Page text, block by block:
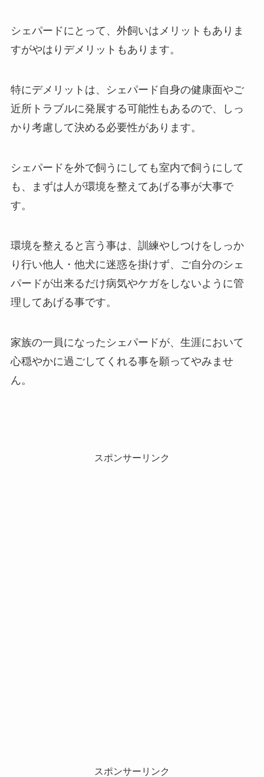
シェパードにとって、外飼いはメリットもありま
すがやはりデメリットもあります。
特にデメリットは、シェパード自身の健康面やご
近所トラブルに発展する可能性もあるので、しっ
かり考慮して決める必要性があります。
シェパードを外で飼うにしても室内で飼うにして
も、まずは人が環境を整えてあげる事が大事で
す。
環境を整えると言う事は、訓練やしつけをしっか
り行い他人・他犬に迷惑を掛けず、ご自分のシェ
パードが出来るだけ病気やケガをしないように管
理してあげる事です。
家族の一員になったシェパードが、生涯において
心穏やかに過ごしてくれる事を願ってやみませ
ん。
スポンサーリンク
スポンサーリンク